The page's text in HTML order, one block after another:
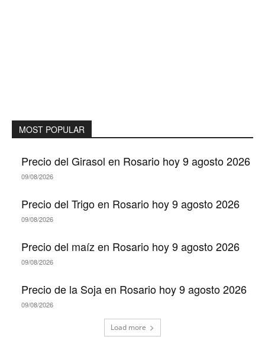
MOST POPULAR
Precio del Girasol en Rosario hoy 9 agosto 2026
09/08/2026
Precio del Trigo en Rosario hoy 9 agosto 2026
09/08/2026
Precio del maíz en Rosario hoy 9 agosto 2026
09/08/2026
Precio de la Soja en Rosario hoy 9 agosto 2026
09/08/2026
Load more